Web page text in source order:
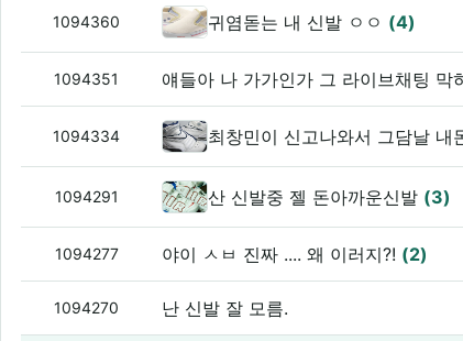
1094360 귀염돋는 내 신발 ㅇㅇ (4)
1094351 얘들아 나 가가인가 그 라이브채팅 막
1094334 최창민이 신고나와서 그담날 내
1094291 산 신발중 젤 돈아까운신발 (3)
1094277 야이 ㅅㅂ 진짜 .... 왜 이러지?! (2)
1094270 난 신발 잘 모름.